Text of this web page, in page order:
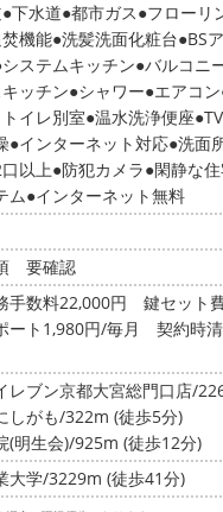
下水道 都市ガス フローリ
機能 洗髪洗面化粧台 BS
システムキッチン バルコニ
ッチン シャワー エアコン
イレ別室 温水洗浄便座
インターネット対応 洗面
以上 防犯カメラ 閑静な
ム インターネット無料
要確認
手数料22,000円 鍵セット
ート1,980円/毎月 契約時
レブン京都大宮総門口店/
しがも/322m (徒歩5分)
(明生会)/925m (徒歩12分)
大学/3229m (徒歩41分)